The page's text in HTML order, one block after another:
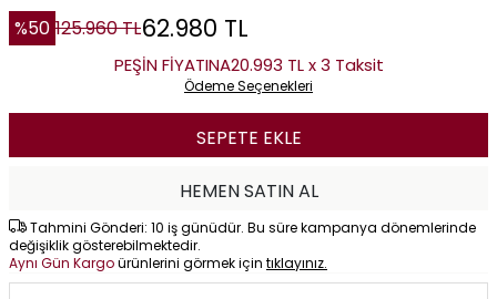
%50 125.960TL62.980 TL
PEŞİN FİYATINA20.993 TL x 3 Taksit
Ödeme Seçenekleri
SEPETE EKLE
HEMEN SATIN AL
Tahmini Gönderi: 10 iş günüdür. Bu süre kampanya dönemlerinde
değişiklik gösterebilmektedir.
Aynı Gün Kargoürünlerini görmek için tıklayınız.